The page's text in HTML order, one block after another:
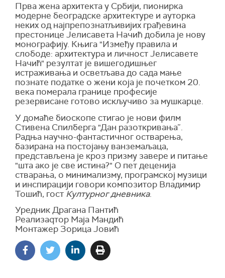
Прва жена архитекта у Србији, пионирка
модерне београдске архитектуре и ауторка
неких од најпрепознатљивијих грађевина
престонице Јелисавета Начић добила је нову
монографију. Књига "Између правила и
слободе: архитектура и личност Јелисавете
Начић" резултат је вишегодишњег
истраживања и осветљава до сада мање
познате податке о жени која је почетком 20.
века померала границе професије
резервисане готово искључиво за мушкарце.
У домаће биоскопе стигао је нови филм
Стивена Спилберга "Дан разоткривања”.
Радња научно-фантастичног остварења,
базирана на постојању ванземаљаца,
представљена је кроз призму завере и питање
"шта ако је све истина?" О пет деценија
стварања, о минимализму, програмској музици
и инспирацији говори композитор Владимир
Тошић, гостКултурног дневника.
Уредник Драгана Пантић
Реализаqтор Маја Мандић
Монтажер Зорица Јовић